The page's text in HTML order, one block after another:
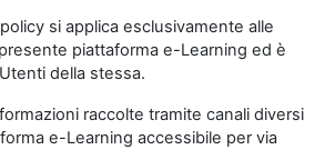
si applica esclusivamente alle
piattaforma e-Learning ed è
della stessa.
raccolte tramite canali diversi
e-Learning accessibile per via